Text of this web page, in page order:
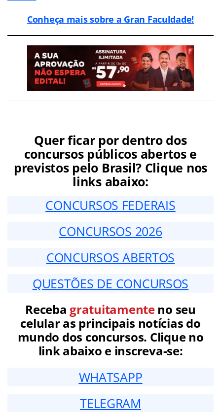
Conheça mais sobre a Gran Faculdade!
Quer ficar por dentro dos
concursos públicos abertos e
previstos pelo Brasil? Clique nos
links abaixo:
CONCURSOS FEDERAIS
CONCURSOS 2026
CONCURSOS ABERTOS
QUESTÕES DE CONCURSOS
Receba gratuitamenteno seu
celular as principais notícias do
mundo dos concursos. Clique no
link abaixo e inscreva-se:
WHATSAPP
TELEGRAM